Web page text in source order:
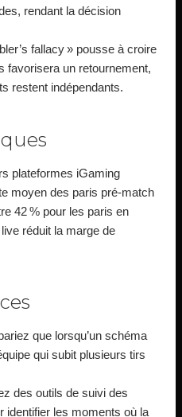
rendant la décision
fallacy » pousse à croire
favorisera un retournement,
restent indépendants.
plateformes iGaming
moyen des paris pré‑match
42 % pour les paris en
réduit la marge de
que lorsqu’un schéma
qui subit plusieurs tirs
des outils de suivi des
identifier les moments où la